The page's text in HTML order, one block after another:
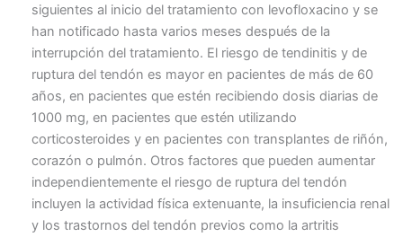
siguientes al inicio del tratamiento con levofloxacino y se
han notificado hasta varios meses después de la
interrupción del tratamiento. El riesgo de tendinitis y de
ruptura del tendón es mayor en pacientes de más de 60
años, en pacientes que estén recibiendo dosis diarias de
1000 mg, en pacientes que estén utilizando
corticosteroides y en pacientes con transplantes de riñón,
corazón o pulmón. Otros factores que pueden aumentar
independientemente el riesgo de ruptura del tendón
incluyen la actividad física extenuante, la insuficiencia renal
y los trastornos del tendón previos como la artritis